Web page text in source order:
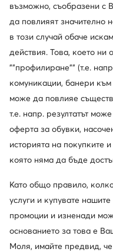
възможно, съобразени с
да повлияят значително
в този случай обаче
действия. Това, което ни
""профилиране"" (т.е.
комуникации, банери към
може да повлияе
т.е. напр. резултатът
оферта за обувки,
историята на покупките
която няма да бъде
Като общо правило,
услуги и купувате
промоции и изненади
основанието за това е
Моля, имайте предвид,